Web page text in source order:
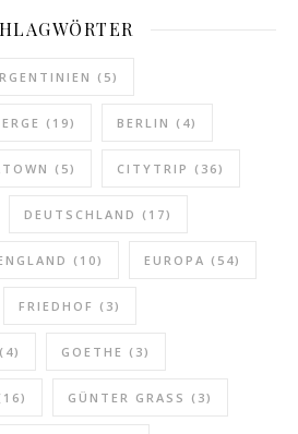
(5)
(19) BERLIN (4)
(5) CITYTRIP (36)
DEUTSCHLAND (17)
(10) EUROPA (54)
FRIEDHOF (3)
(4) GOETHE (3)
GÜNTER GRASS (3)